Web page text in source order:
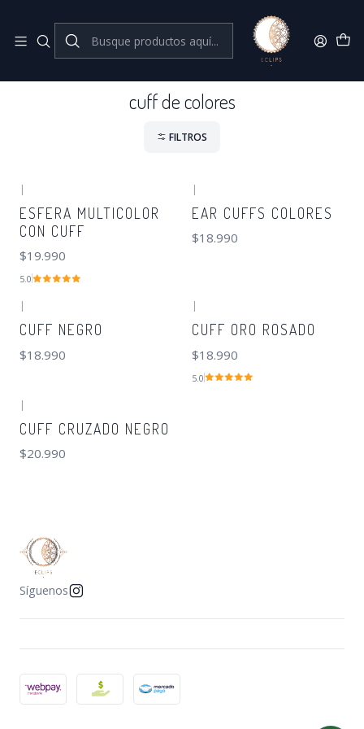
Inicio cuff de colores
cuff de colores
FILTROS
|
ESFERA MULTICOLOR
CON CUFF
$19.990
5.0
|
EAR CUFFS COLORES
$18.990
|
CUFF NEGRO
$18.990
|
CUFF ORO ROSADO
$18.990
5.0
|
CUFF CRUZADO NEGRO
$20.990
Síguenos